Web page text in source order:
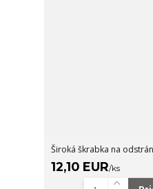
Široká škrabka na
12,10 EUR/ks